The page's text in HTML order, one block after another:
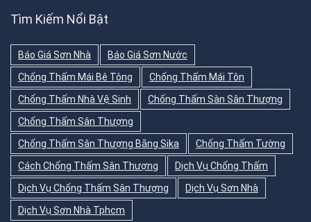
Tìm Kiếm Nổi Bật
Báo Giá Sơn Nhà
Báo Giá Sơn Nước
Chống Thấm Mái Bê Tông
Chống Thấm Mái Tôn
Chống Thấm Nhà Vệ Sinh
Chống Thấm Sàn Sân Thượng
Chống Thấm Sân Thượng
Chống Thấm Sân Thượng Bằng Sika
Chống Thấm Tường
Cách Chống Thấm Sân Thượng
Dịch Vụ Chống Thấm
Dịch Vụ Chống Thấm Sân Thượng
Dịch Vụ Sơn Nhà
Dịch Vụ Sơn Nhà Tphcm